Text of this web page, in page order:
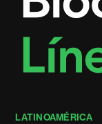
LATINOAMÉRICA